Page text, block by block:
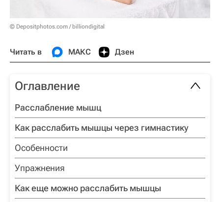
© Depositphotos.com / billiondigital
Читать в МАКС Дзен
Оглавление
Расслабление мышц
Как расслабить мышцы через гимнастику
Особенности
Упражнения
Как еще можно расслабить мышцы